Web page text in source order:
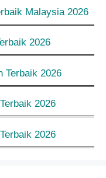
Malaysia 2026
2026
Terbaik 2026
2026
2026